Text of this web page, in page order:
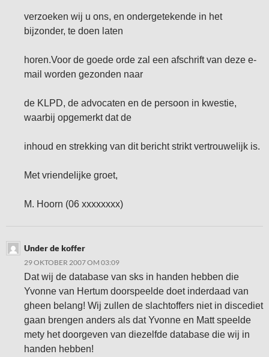
verzoeken wij u ons, en ondergetekende in het
bijzonder, te doen laten
horen.Voor de goede orde zal een afschrift van deze e-
mail worden gezonden naar
de KLPD, de advocaten en de persoon in kwestie,
waarbij opgemerkt dat de
inhoud en strekking van dit bericht strikt vertrouwelijk is.
Met vriendelijke groet,
M. Hoorn (06 xxxxxxxx)
Under de koffer
29 OKTOBER 2007 OM 03:09
Dat wij de database van sks in handen hebben die
Yvonne van Hertum doorspeelde doet inderdaad van
gheen belang! Wij zullen de slachtoffers niet in discediet
gaan brengen anders als dat Yvonne en Matt speelde
mety het doorgeven van diezelfde database die wij in
handen hebben!